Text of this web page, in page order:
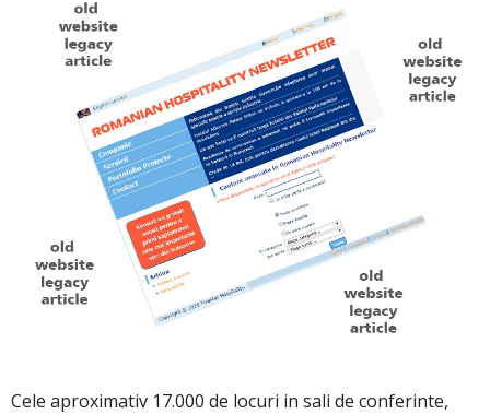
Cele aproximativ 17.000 de locuri in sali de conferinte,